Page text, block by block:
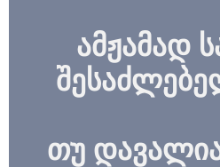
ამჟამად
თუ